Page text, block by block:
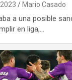
Mario Casado
a una posible
en liga,…